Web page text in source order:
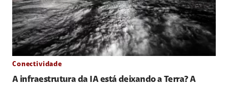
Conectividade
A infraestrutura da IA está deixando a Terra? A